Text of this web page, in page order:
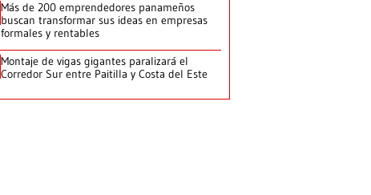
Más de 200 emprendedores panameños
buscan transformar sus ideas en empresas
formales y rentables
Montaje de vigas gigantes paralizará el
Corredor Sur entre Paitilla y Costa del Este